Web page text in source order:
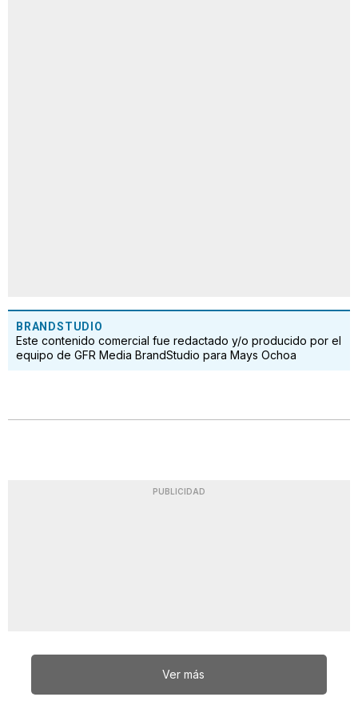
BRANDSTUDIO
Este contenido comercial fue redactado y/o producido por el
equipo de GFR Media BrandStudio para Mays Ochoa
PUBLICIDAD
Ver más